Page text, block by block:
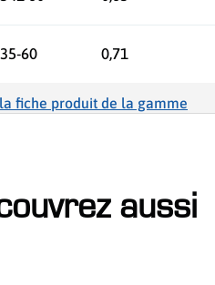
60 0,71
fiche produit de la gamme
aussi